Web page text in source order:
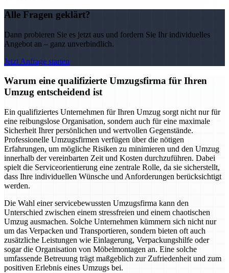
Alle Fragen geklärt?
Dann probieren Sie es jetzt aus und fordern Sie Ihr individuelles
Angebot an – ganz unverbindlich.
Jetzt Anfrage starten
Warum eine qualifizierte Umzugsfirma für Ihren
Umzug entscheidend ist
Ein qualifiziertes Unternehmen für Ihren Umzug sorgt nicht nur für
eine reibungslose Organisation, sondern auch für eine maximale
Sicherheit Ihrer persönlichen und wertvollen Gegenstände.
Professionelle Umzugsfirmen verfügen über die nötigen
Erfahrungen, um mögliche Risiken zu minimieren und den Umzug
innerhalb der vereinbarten Zeit und Kosten durchzuführen. Dabei
spielt die Serviceorientierung eine zentrale Rolle, da sie sicherstellt,
dass Ihre individuellen Wünsche und Anforderungen berücksichtigt
werden.
Die Wahl einer servicebewussten Umzugsfirma kann den
Unterschied zwischen einem stressfreien und einem chaotischen
Umzug ausmachen. Solche Unternehmen kümmern sich nicht nur
um das Verpacken und Transportieren, sondern bieten oft auch
zusätzliche Leistungen wie Einlagerung, Verpackungshilfe oder
sogar die Organisation von Möbelmontagen an. Eine solche
umfassende Betreuung trägt maßgeblich zur Zufriedenheit und zum
positiven Erlebnis eines Umzugs bei.